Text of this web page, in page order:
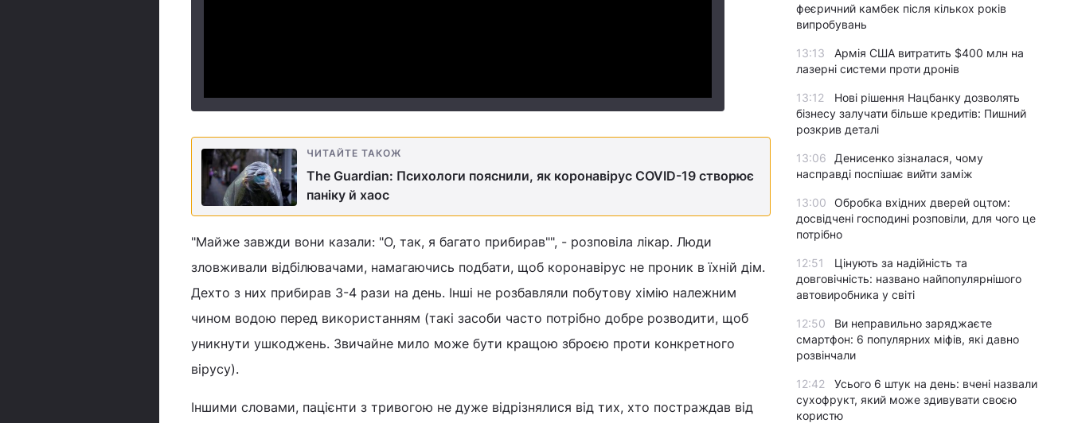
ЧИТАЙТЕ ТАКОЖ
The Guardian: Психологи пояснили, як коронавірус COVID-19 створює
паніку й хаос
"Майже завжди вони казали: "О, так, я багато прибирав"", - розповіла лікар. Люди
зловживали відбілювачами, намагаючись подбати, щоб коронавірус не проник в їхній дім.
Дехто з них прибирав 3-4 рази на день. Інші не розбавляли побутову хімію належним
чином водою перед використанням (такі засоби часто потрібно добре розводити, щоб
уникнути ушкоджень. Звичайне мило може бути кращою зброєю проти конкретного
вірусу).
Іншими словами, пацієнти з тривогою не дуже відрізнялися від тих, хто постраждав від
феєричний камбек після кількох років
випробувань
13:13
Армія США витратить $400 млн на
лазерні системи проти дронів
13:12
Нові рішення Нацбанку дозволять
бізнесу залучати більше кредитів: Пишний
розкрив деталі
13:06
Денисенко зізналася, чому
насправді поспішає вийти заміж
13:00
Обробка вхідних дверей оцтом:
досвідчені господині розповіли, для чого це
потрібно
12:51
Цінують за надійність та
довговічність: названо найпопулярнішого
автовиробника у світі
12:50
Ви неправильно заряджаєте
смартфон: 6 популярних міфів, які давно
розвінчали
12:42
Усього 6 штук на день: вчені назвали
сухофрукт, який може здивувати своєю
користю